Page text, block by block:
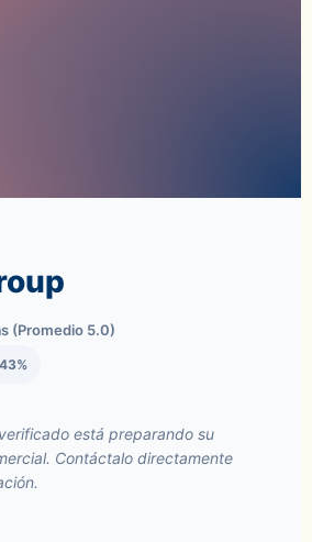
(Promedio 5.0)
está preparando su
Contáctalo directamente